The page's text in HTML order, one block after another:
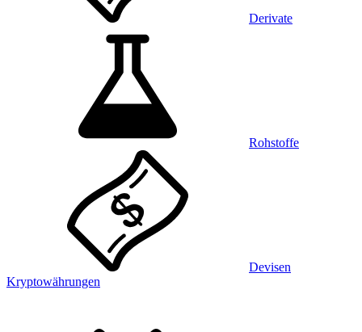
Derivate
Rohstoffe
Devisen
Kryptowährungen